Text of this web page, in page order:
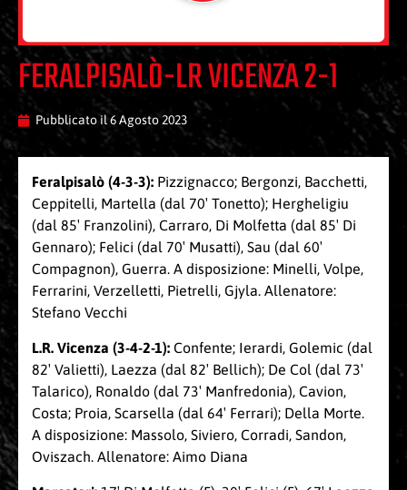
FERALPISALÒ-LR VICENZA 2-1
Pubblicato il 6 Agosto 2023
Feralpisalò (4-3-3): Pizzignacco; Bergonzi, Bacchetti,
Ceppitelli, Martella (dal 70′ Tonetto); Hergheligiu
(dal 85′ Franzolini), Carraro, Di Molfetta (dal 85′ Di
Gennaro); Felici (dal 70′ Musatti), Sau (dal 60′
Compagnon), Guerra. A disposizione: Minelli, Volpe,
Ferrarini, Verzelletti, Pietrelli, Gjyla. Allenatore:
Stefano Vecchi
L.R. Vicenza (3-4-2-1): Confente; Ierardi, Golemic (dal
82′ Valietti), Laezza (dal 82′ Bellich); De Col (dal 73′
Talarico), Ronaldo (dal 73′ Manfredonia), Cavion,
Costa; Proia, Scarsella (dal 64′ Ferrari); Della Morte.
A disposizione: Massolo, Siviero, Corradi, Sandon,
Oviszach. Allenatore: Aimo Diana